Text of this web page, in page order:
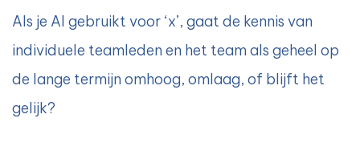
Als je AI gebruikt voor ‘x’, gaat de kennis van
individuele teamleden en het team als geheel op
de lange termijn omhoog, omlaag, of blijft het
gelijk?